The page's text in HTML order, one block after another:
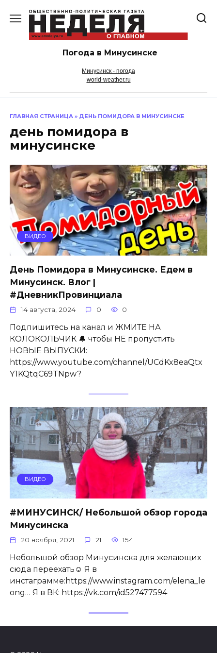
содержанию
Погода в Минусинске
Минусинск - погода
world-weather.ru
ГЛАВНАЯ СТРАНИЦА » ДЕНЬ ПОМИДОРА В МИНУСИНСКЕ
день помидора в
минусинске
ВИДЕО
День Помидора в Минусинске. Едем в
Минусинск. Влог |
#ДневникПровинциала
14 августа, 2024 0 0
Подпишитесь на канал и ЖМИТЕ НА
КОЛОКОЛЬЧИК 🔔 чтобы НЕ пропустить
НОВЫЕ ВЫПУСКИ:
https://www.youtube.com/channel/UCdKx8eaQtx
Y1KQtqC69TNpw?
ВИДЕО
#МИНУСИНСК/ Небольшой обзор города
Минусинска
20 ноября, 2021 21 154
Небольшой обзор Минусинска для желающих
сюда переехать☺️ Я в
инстаграмме:https://www.instagram.com/elena_le
ong… Я в ВК: https://vk.com/id527477594